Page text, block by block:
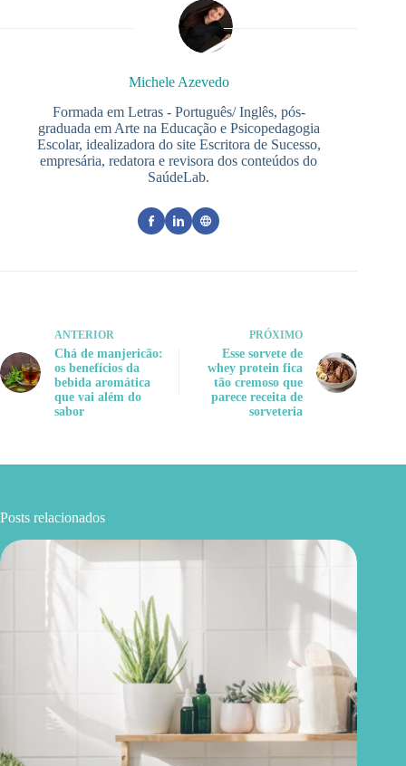
Michele Azevedo
Formada em Letras - Português/ Inglês, pós-
graduada em Arte na Educação e Psicopedagogia
Escolar, idealizadora do site Escritora de Sucesso,
empresária, redatora e revisora dos conteúdos do
SaúdeLab.
ANTERIOR
Chá de manjericão:
os benefícios da
bebida aromática
que vai além do
sabor
PRÓXIMO
Esse sorvete de
whey protein fica
tão cremoso que
parece receita de
sorveteria
Posts relacionados